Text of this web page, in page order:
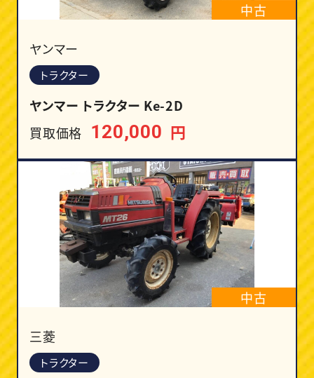
中古
ヤンマー
トラクター
ヤンマー トラクター Ke-2D
買取価格 120,000 円
中古
三菱
トラクター